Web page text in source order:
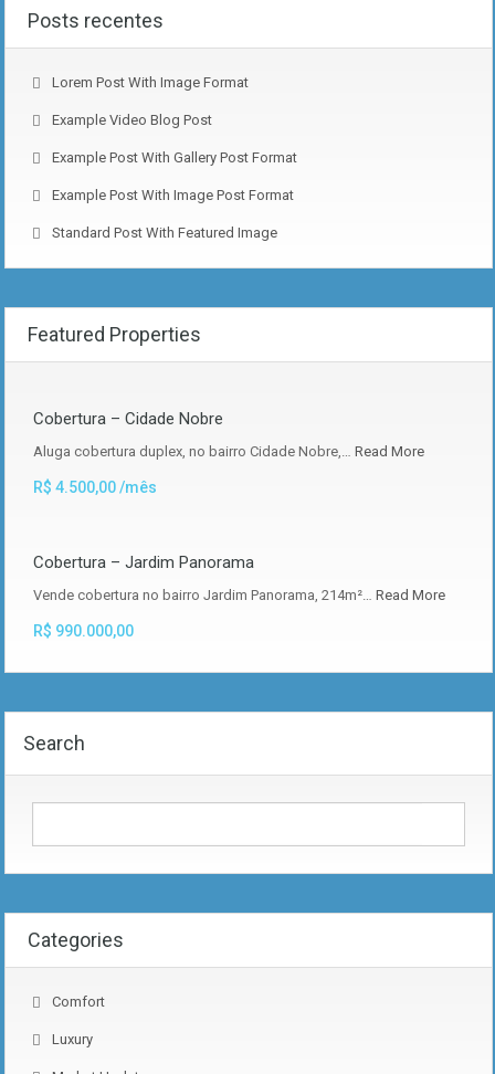
Posts recentes
Lorem Post With Image Format
Example Video Blog Post
Example Post With Gallery Post Format
Example Post With Image Post Format
Standard Post With Featured Image
Featured Properties
Cobertura – Cidade Nobre
Aluga cobertura duplex, no bairro Cidade Nobre,… Read More
R$ 4.500,00 /mês
Cobertura – Jardim Panorama
Vende cobertura no bairro Jardim Panorama, 214m²… Read More
R$ 990.000,00
Search
Categories
Comfort
Luxury